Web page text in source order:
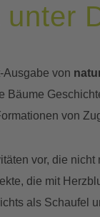
Ausgabe von
Bäume
von
vor, die
die mit
als Schaufel